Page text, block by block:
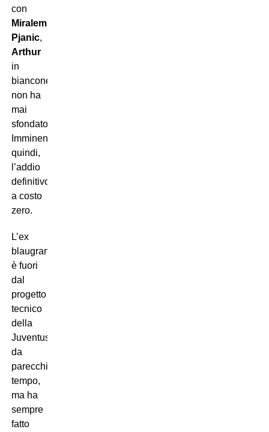
con
Miralem
Pjanic,
Arthur
in
bianconero
non ha
mai
sfondato.
Imminente,
quindi,
l’addio
definitivo:
a costo
zero.
L’ex
blaugrana
è fuori
dal
progetto
tecnico
della
Juventus
da
parecchio
tempo,
ma ha
sempre
fatto